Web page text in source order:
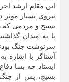
این مقام ارشد
نیروی بسیار
بسیج و مردمی كه
پا به میدان
سرنوشت جنگ
آشناگر با اشاره
ایستاد چه بسا
بسیج، پس از جنگ